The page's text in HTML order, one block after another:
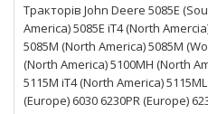
Тракторів John Deere 5085E
America) 5085E iT4 (North
5085M (North America) 5085M
(North America) 5100MH (North
5115M iT4 (North America)
(Europe) 6030 6230PR (Europe)